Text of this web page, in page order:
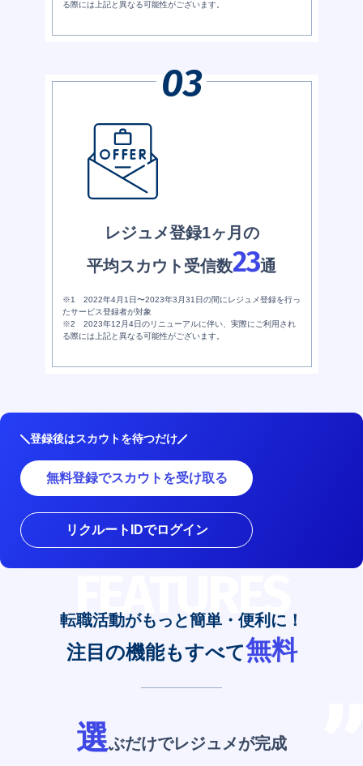
る際には上記と異なる可能性がございます。
レジュメ登録1ヶ月の
平均スカウト受信数23通
※1 2022年4月1日〜2023年3月31日の間にレジュメ登録を行っ
たサービス登録者が対象
※2 2023年12月4日のリニューアルに伴い、実際にご利用され
る際には上記と異なる可能性がございます。
登録後はスカウトを待つだけ
無料登録でスカウトを受け取る
リクルートIDでログイン
FEATURES
転職活動がもっと簡単・便利に！
注目の機能もすべて無料
選ぶだけでレジュメが完成